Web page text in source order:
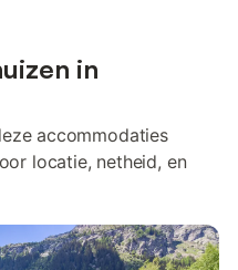
in
accommodaties
locatie, netheid, en